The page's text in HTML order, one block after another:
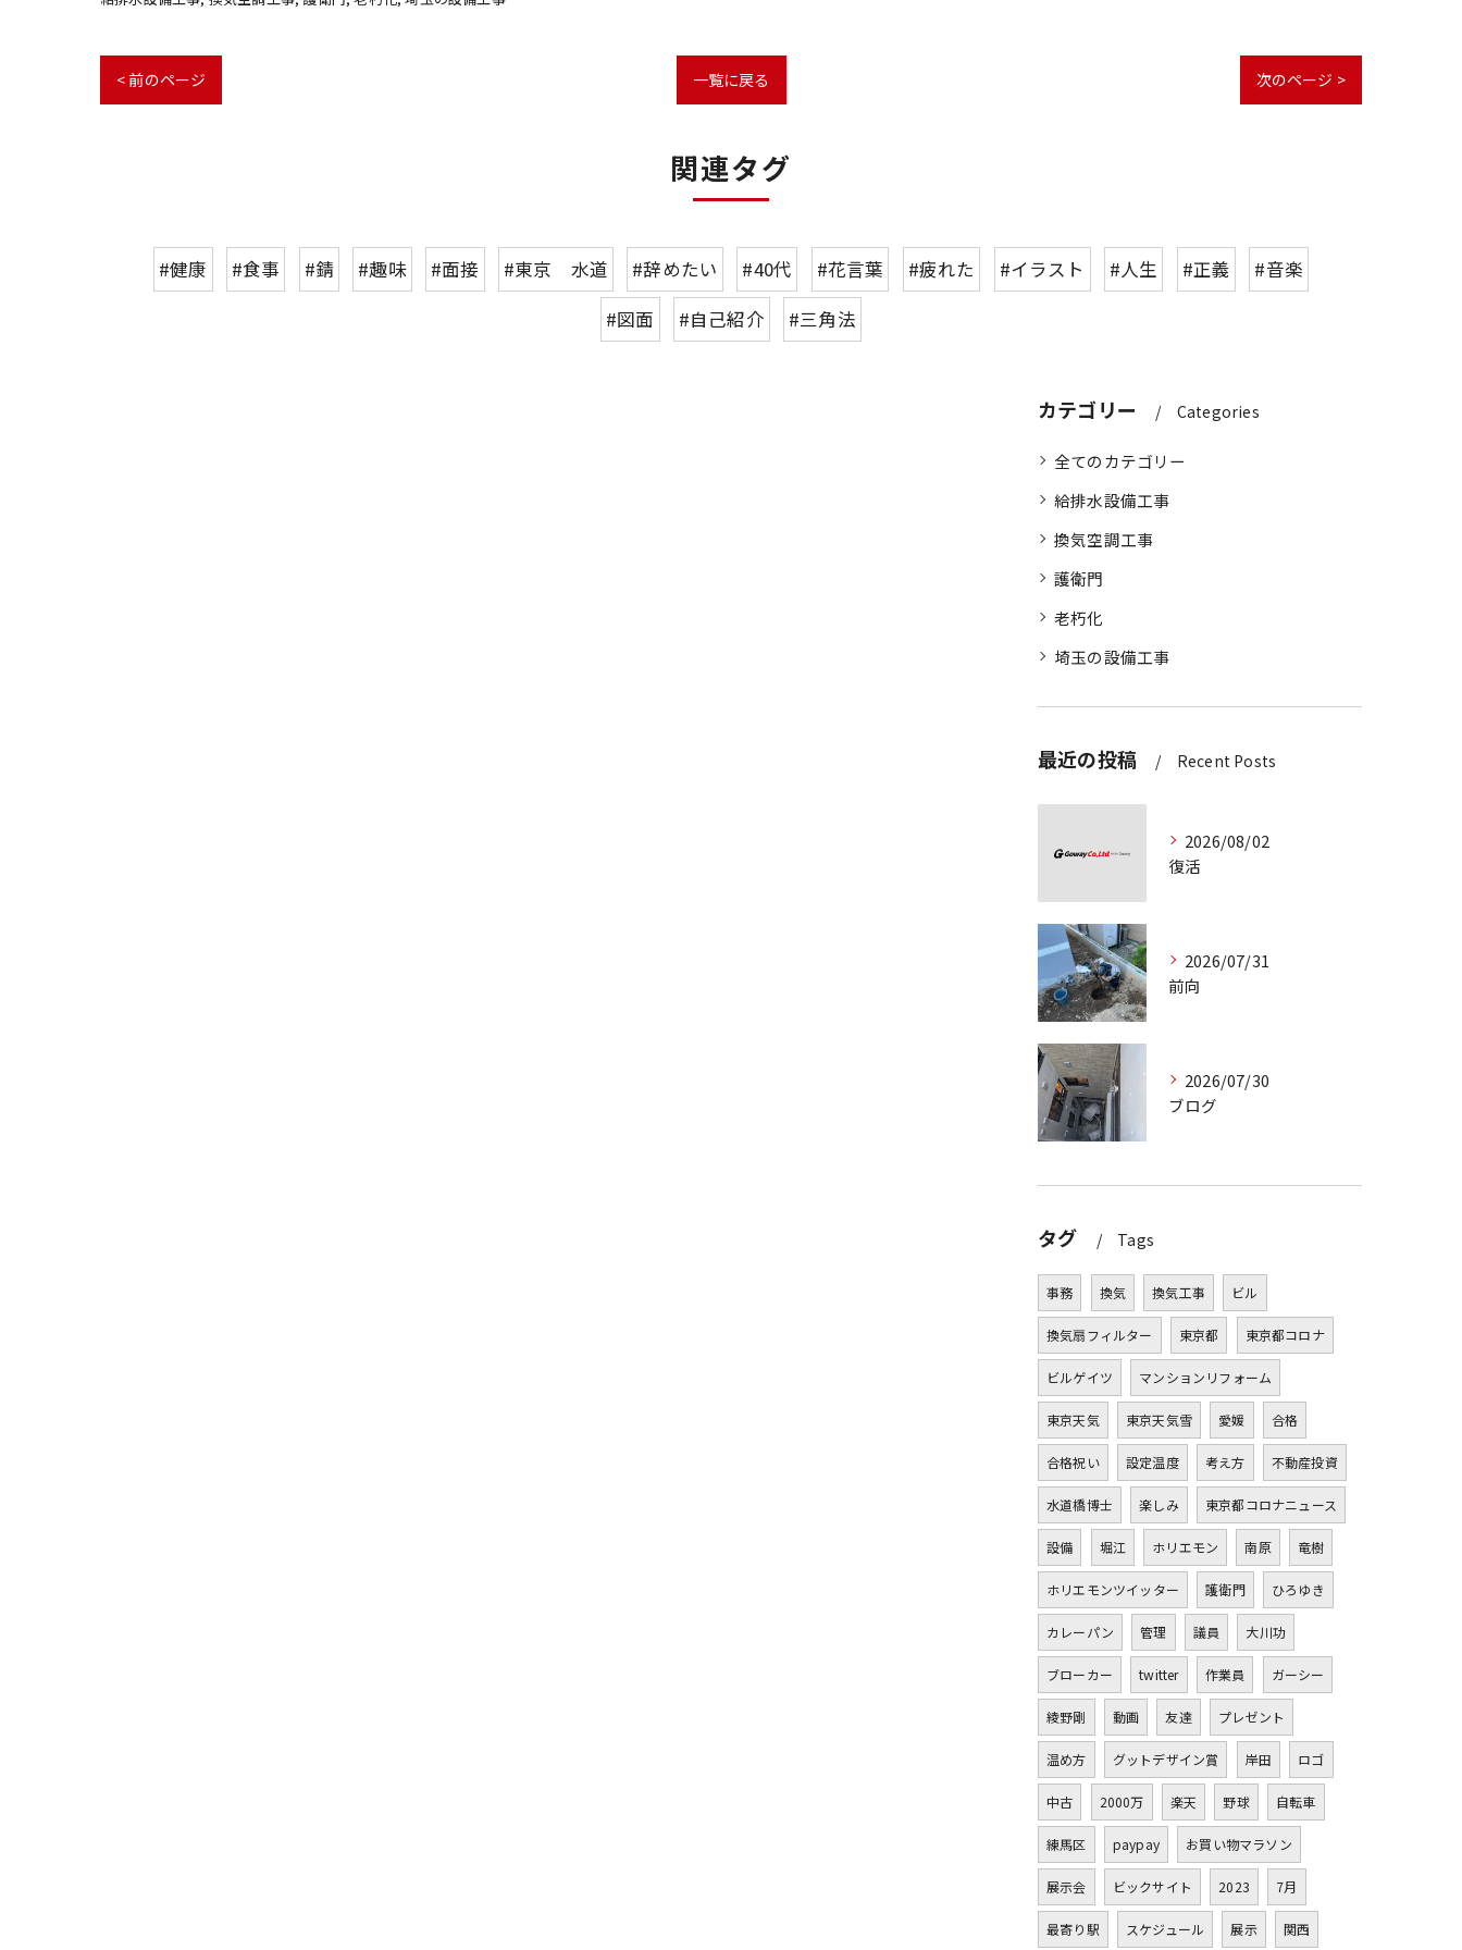
< 前のページ 一覧に戻る 次のページ >
関連タグ
#健康 #食事 #錆 #趣味 #面接 #東京 水道 #辞めたい #40代 #花言葉 #疲れた #イラスト #人生 #正義
#音楽
#図面
#自己紹介 #三角法
カテゴリー Categories
全てのカテゴリー
給排水設備工事
換気空調工事
護衛門
老朽化
埼玉の設備工事
最近の投稿 Recent Posts
2026/08/02
復活
2026/07/31
前向
2026/07/30
ブログ
タグ Tags
事務 換気 換気工事 ビル
換気扇フィルター 東京都 東京都コロナ
ビルゲイツ マンションリフォーム
東京天気 東京天気雪 愛媛 合格
合格祝い 設定温度 考え方 不動産投資
水道橋博士 楽しみ 東京都コロナニュース
設備 堀江 ホリエモン 南原 竜樹
ホリエモンツイッター 護衛門 ひろゆき
カレーパン 管理 議員 大川功
ブローカー twitter 作業員 ガーシー
綾野剛 動画 友達 プレゼント
温め方 グットデザイン賞 岸田 ロゴ
中古 2000万 楽天 野球 自転車
練馬区 paypay お買い物マラソン
展示会 ビックサイト 2023 7月
最寄り駅 スケジュール 展示 関西